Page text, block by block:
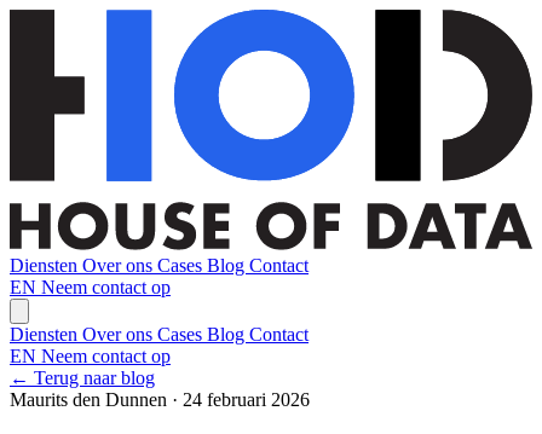
Diensten Over ons Cases Blog Contact
EN Neem contact op
Diensten Over ons Cases Blog Contact
EN Neem contact op
← Terug naar blog
Maurits den Dunnen · 24 februari 2026